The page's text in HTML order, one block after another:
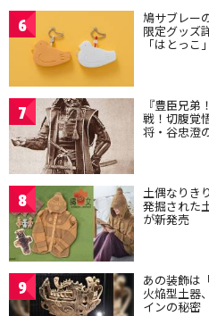
6 鳩サブレー
限定グッズ
「はとっこ」
7 『豊臣兄
戦！切腹覚
将・谷忠澄
8 土偶なりき
発掘された
が新発売
9 あの装飾は
火焔型土器
インの秘密